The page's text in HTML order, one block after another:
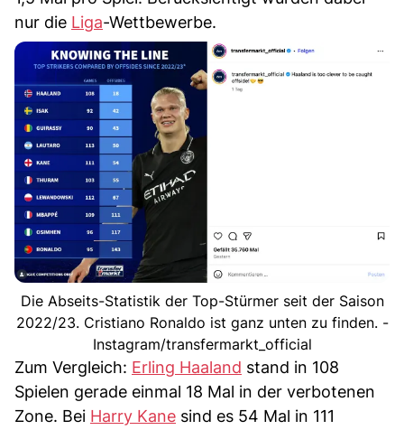
nur die Liga-Wettbewerbe.
Die Abseits-Statistik der Top-Stürmer seit der Saison
2022/23. Cristiano Ronaldo ist ganz unten zu finden. -
Instagram/transfermarkt_official
Zum Vergleich: Erling Haaland stand in 108
Spielen gerade einmal 18 Mal in der verbotenen
Zone. Bei Harry Kane sind es 54 Mal in 111